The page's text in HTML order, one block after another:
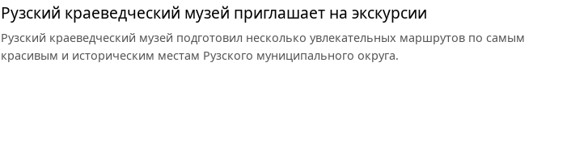
Рузский краеведческий музей приглашает на экскурсии
Рузский краеведческий музей подготовил несколько увлекательных маршрутов по самым
красивым и историческим местам Рузского муниципального округа.